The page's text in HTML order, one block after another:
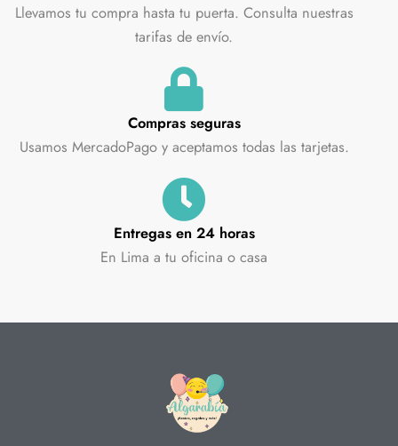
Llevamos tu compra hasta tu puerta. Consulta nuestras
tarifas de envío.
Compras seguras
Usamos MercadoPago y aceptamos todas las tarjetas.
Entregas en 24 horas
En Lima a tu oficina o casa